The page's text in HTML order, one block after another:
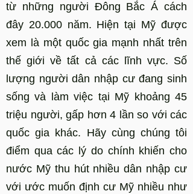
từ những người Đông Bắc Á cách
đây 20.000 năm. Hiện tại Mỹ được
xem là một quốc gia mạnh nhất trên
thế giới về tất cả các lĩnh vực. Số
lượng người dân nhập cư đang sinh
sống và làm việc tại Mỹ khoảng 45
triệu người, gấp hơn 4 lần so với các
quốc gia khác. Hãy cùng chúng tôi
điểm qua các lý do chính khiến cho
nước Mỹ thu hút nhiều dân nhập cư
với ước muốn định cư Mỹ nhiều như